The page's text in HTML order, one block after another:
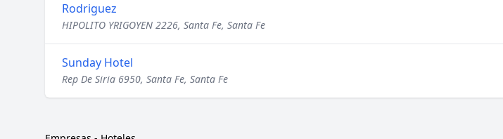
Rodriguez
HIPOLITO YRIGOYEN 2226, Santa Fe, Santa Fe
Sunday Hotel
Rep De Siria 6950, Santa Fe, Santa Fe